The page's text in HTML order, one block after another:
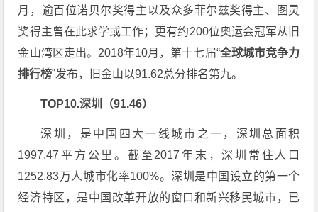
月，逾百位诺贝尔奖得主以及众多菲尔兹奖得主、图灵
奖得主曾在此求学或工作；更有约200位奥运会冠军从旧
金山湾区走出。2018年10月，第十七届“全球城市竞争力
排行榜”发布，旧金山以91.62总分排名第九。
TOP10.深圳（91.46）
深圳，是中国四大一线城市之一，深圳总面积
1997.47平方公里。截至2017年末，深圳常住人口
1252.83万人城市化率100%。深圳是中国设立的第一个
经济特区，是中国改革开放的窗口和新兴移民城市，已